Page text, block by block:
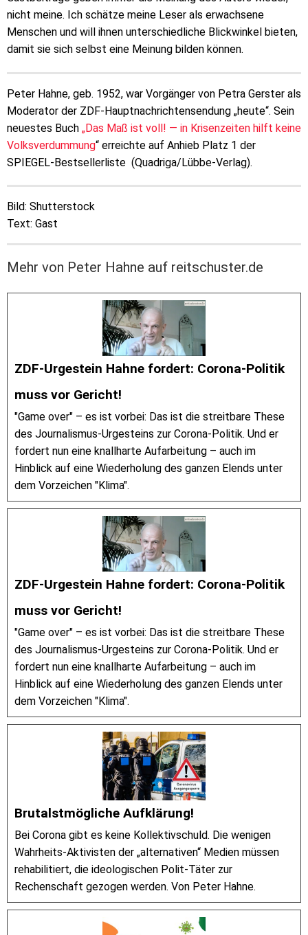
nicht meine. Ich schätze meine Leser als erwachsene
Menschen und will ihnen unterschiedliche Blickwinkel bieten,
damit sie sich selbst eine Meinung bilden können.
Peter Hahne, geb. 1952, war Vorgänger von Petra Gerster als
Moderator der ZDF-Hauptnachrichtensendung „heute“. Sein
neuestes Buch „Das Maß ist voll! — in Krisenzeiten hilft keine
Volksverdummung“ erreichte auf Anhieb Platz 1 der
SPIEGEL-Bestsellerliste (Quadriga/Lübbe-Verlag).
Bild: Shutterstock
Text: Gast
Mehr von Peter Hahne auf reitschuster.de
ZDF-Urgestein Hahne fordert: Corona-Politik
muss vor Gericht!
"Game over" – es ist vorbei: Das ist die streitbare These
des Journalismus-Urgesteins zur Corona-Politik. Und er
fordert nun eine knallharte Aufarbeitung – auch im
Hinblick auf eine Wiederholung des ganzen Elends unter
dem Vorzeichen "Klima".
ZDF-Urgestein Hahne fordert: Corona-Politik
muss vor Gericht!
"Game over" – es ist vorbei: Das ist die streitbare These
des Journalismus-Urgesteins zur Corona-Politik. Und er
fordert nun eine knallharte Aufarbeitung – auch im
Hinblick auf eine Wiederholung des ganzen Elends unter
dem Vorzeichen "Klima".
Brutalstmögliche Aufklärung!
Bei Corona gibt es keine Kollektivschuld. Die wenigen
Wahrheits-Aktivisten der „alternativen“ Medien müssen
rehabilitiert, die ideologischen Polit-Täter zur
Rechenschaft gezogen werden. Von Peter Hahne.